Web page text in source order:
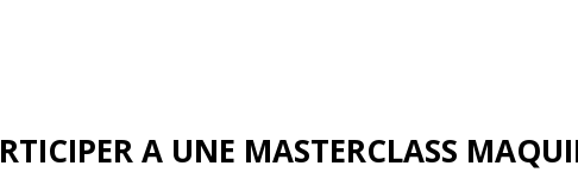
A UNE MASTERCLASS